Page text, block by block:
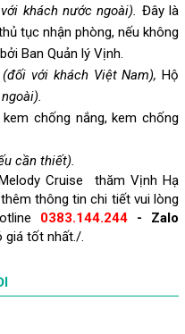
khách nước ngoài). Đây là
tục nhận phòng, nếu không
Ban Quản lý Vịnh.
(đối với khách Việt Nam), Hộ
chống nắng, kem chống
cần thiết).
Cruise thăm Vịnh Hạ
thông tin chi tiết vui lòng
0383.144.244- Zalo
giá tốt nhất./.